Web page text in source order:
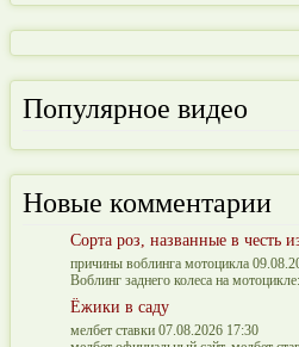
Популярное видео
Новые комментарии
Сорта роз, названные в честь
причины воблинга мотоцикла
Воблинг заднего колеса на
Ёжики в саду
мелбет ставки 07.08.2026 17:30